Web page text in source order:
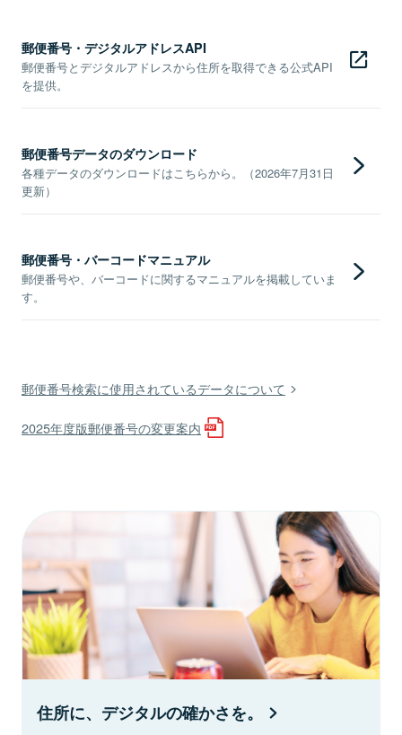
郵便番号・デジタルアドレスAPI
郵便番号とデジタルアドレスから住所を取得できる公式API
を提供。
郵便番号データのダウンロード
各種データのダウンロードはこちらから。（2026年7月31日
更新）
郵便番号・バーコードマニュアル
郵便番号や、バーコードに関するマニュアルを掲載していま
す。
郵便番号検索に使用されているデータについて
2025年度版郵便番号の変更案内
住所に、デジタルの確かさを。